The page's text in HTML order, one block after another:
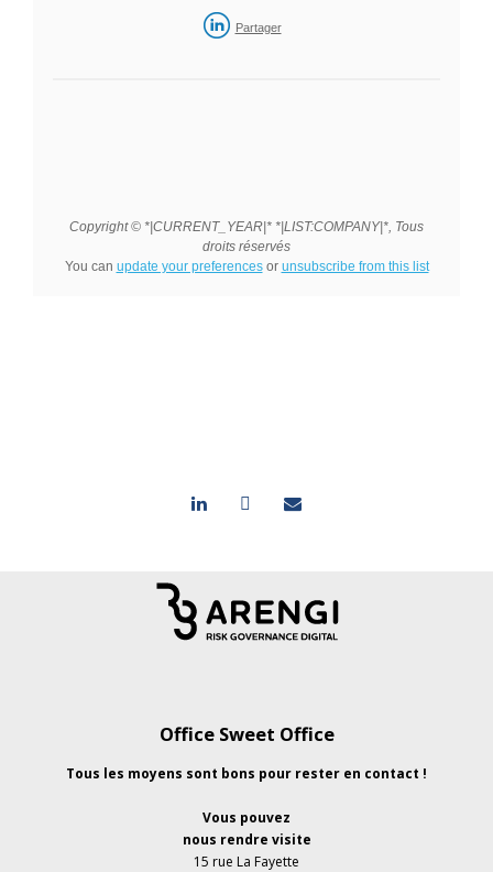
Partager
Copyright © *|CURRENT_YEAR|* *|LIST:COMPANY|*, Tous
droits réservés
You can update your preferencesor unsubscribe from this list
Office Sweet Office
Tous les moyens sont bons pour rester en contact !
Vous pouvez
nous rendre visite
15 rue La Fayette